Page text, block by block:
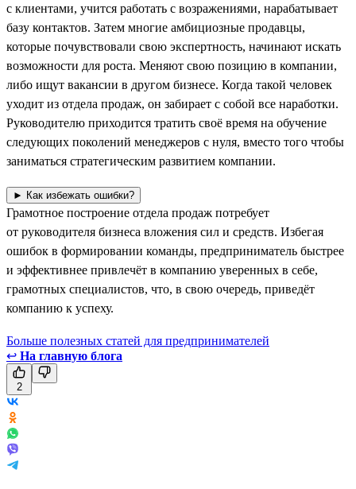
с клиентами, учится работать с возражениями, нарабатывает
базу контактов. Затем многие амбициозные продавцы,
которые почувствовали свою экспертность, начинают искать
возможности для роста. Меняют свою позицию в компании,
либо ищут вакансии в другом бизнесе. Когда такой человек
уходит из отдела продаж, он забирает с собой все наработки.
Руководителю приходится тратить своё время на обучение
следующих поколений менеджеров с нуля, вместо того чтобы
заниматься стратегическим развитием компании.
► Как избежать ошибки?
Грамотное построение отдела продаж потребует
от руководителя бизнеса вложения сил и средств. Избегая
ошибок в формировании команды, предприниматель быстрее
и эффективнее привлечёт в компанию уверенных в себе,
грамотных специалистов, что, в свою очередь, приведёт
компанию к успеху.
Больше полезных статей для предпринимателей
↩ На главную блога
2